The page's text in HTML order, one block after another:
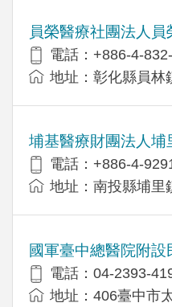
員榮醫療社團法人員
電話：+886-4-
地址：彰化縣員林
埔基醫療財團法人埔
電話：+886-4-
地址：南投縣埔里
國軍臺中總醫院附設
電話：04-2393-
地址：406臺中市